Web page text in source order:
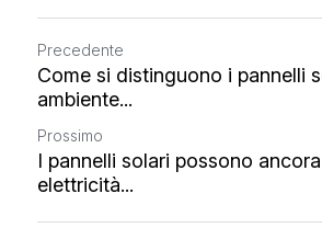
Precedente
Come si distinguono i pannelli
ambiente...
Prossimo
I pannelli solari possono
elettricità...